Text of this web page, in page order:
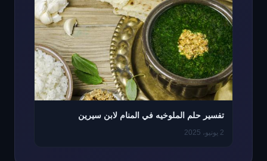
تفسير حلم الملوخيه في المنام لابن سيرين
2 يونيو، 2025